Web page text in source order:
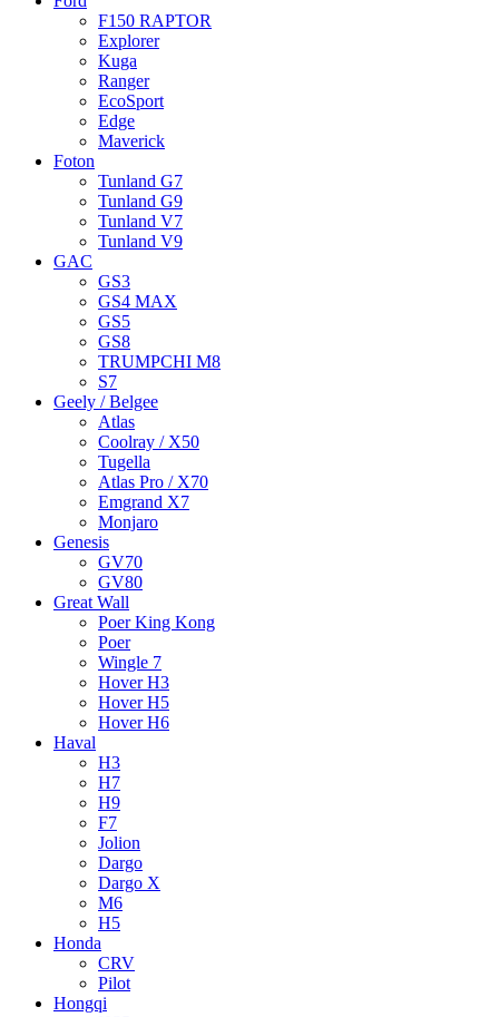
F150 RAPTOR
Explorer
Kuga
Ranger
EcoSport
Edge
Maverick
Foton
Tunland G7
Tunland G9
Tunland V7
Tunland V9
GAC
GS3
GS4 MAX
GS5
GS8
TRUMPCHI M8
S7
Geely / Belgee
Atlas
Coolray / X50
Tugella
Atlas Pro / X70
Emgrand X7
Monjaro
Genesis
GV70
GV80
Great Wall
Poer King Kong
Poer
Wingle 7
Hover H3
Hover H5
Hover H6
Haval
H3
H7
H9
F7
Jolion
Dargo
Dargo X
M6
H5
Honda
CRV
Pilot
Hongqi